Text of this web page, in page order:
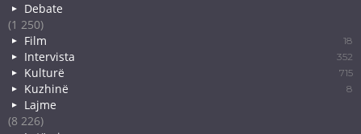
Debate
(1 250)
Film
18
Intervista 352
Kulturë 715
Kuzhinë 8
Lajme
(8 226)